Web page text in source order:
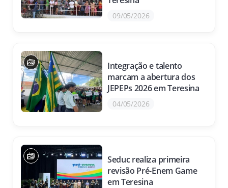
09/05/2026
Integração e talento
marcam a abertura dos
JEPEPs 2026 em Teresina
04/05/2026
Seduc realiza primeira
revisão Pré-Enem Game
em Teresina